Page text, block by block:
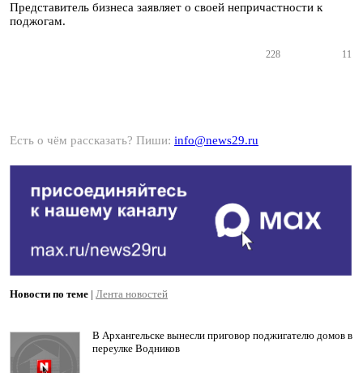
Представитель бизнеса заявляет о своей непричастности к
поджогам.
228 11
Есть о чём рассказать? Пиши: info@news29.ru
Новости по теме | Лента новостей
В Архангельске вынесли приговор поджигателю домов в
переулке Водников